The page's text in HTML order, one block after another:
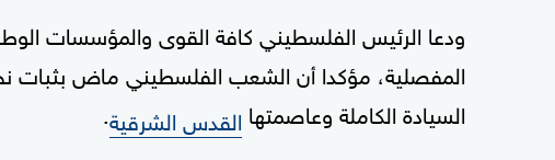
ودعا الرئيس الفلسطيني كافة القوى والمؤسسات
المفصلية، مؤكدا أن الشعب الفلسطيني ماض بثبات
السيادة الكاملة وعاصمتها القدس الشرقية.